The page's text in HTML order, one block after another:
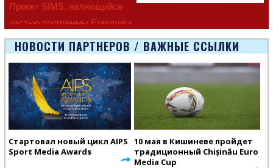
Проект SIMS, являющийся
частью программы Erasmus+
Европейско
НОВОСТИ ПАРТНЕРОВ / ВАЖНЫЕ ССЫЛКИ
Стартовал новый цикл AIPS
Sport Media Awards
10 мая в Кишиневе пройдет
традиционный Chișinău Euro
Media Cup